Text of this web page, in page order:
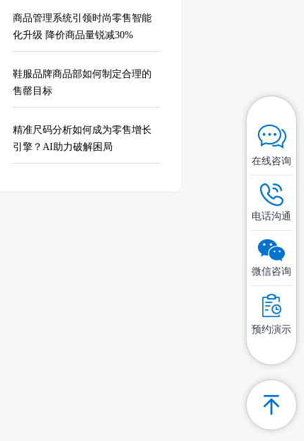
商品管理系统引领时尚零售智能
化升级 降价商品量锐减30%
鞋服品牌商品部如何制定合理的
售罄目标
精准尺码分析如何成为零售增长
引擎？AI助力破解困局
在线咨询
电话沟通
微信咨询
预约演示